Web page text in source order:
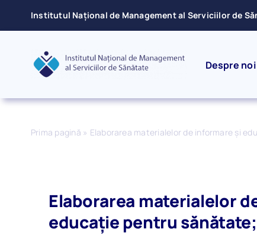
Institutul Național de Management al Serviciilor de
Despre noi
Prima pagină » Elaborarea materialelor de informare şi
Elaborarea materialelor
educaţie pentru